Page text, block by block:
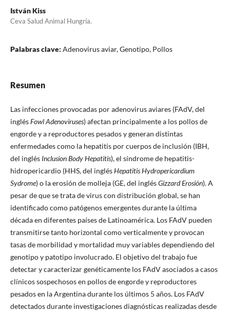
István Kiss
Ceva Salud Animal Hungría.
Palabras clave: Adenovirus aviar, Genotipo, Pollos
Resumen
Las infecciones provocadas por adenovirus aviares (FAdV, del
inglésFowl Adenoviruses) afectan principalmente a los pollos de
engorde y a reproductores pesados y generan distintas
enfermedades como la hepatitis por cuerpos de inclusión (IBH,
del inglés Inclusion Body Hepatitis), el síndrome de hepatitis-
hidropericardio (HHS, del inglésHepatitis Hydropericardium
Sydrome) o la erosión de molleja (GE, del inglésGizzard Erosión). A
pesar de que se trata de virus con distribución global, se han
identificado como patógenos emergentes durante la última
década en diferentes países de Latinoamérica. Los FAdV pueden
transmitirse tanto horizontal como verticalmente y provocan
tasas de morbilidad y mortalidad muy variables dependiendo del
genotipo y patotipo involucrado. El objetivo del trabajo fue
detectar y caracterizar genéticamente los FAdV asociados a casos
clínicos sospechosos en pollos de engorde y reproductores
pesados en la Argentina durante los últimos 5 años. Los FAdV
detectados durante investigaciones diagnósticas realizadas desde